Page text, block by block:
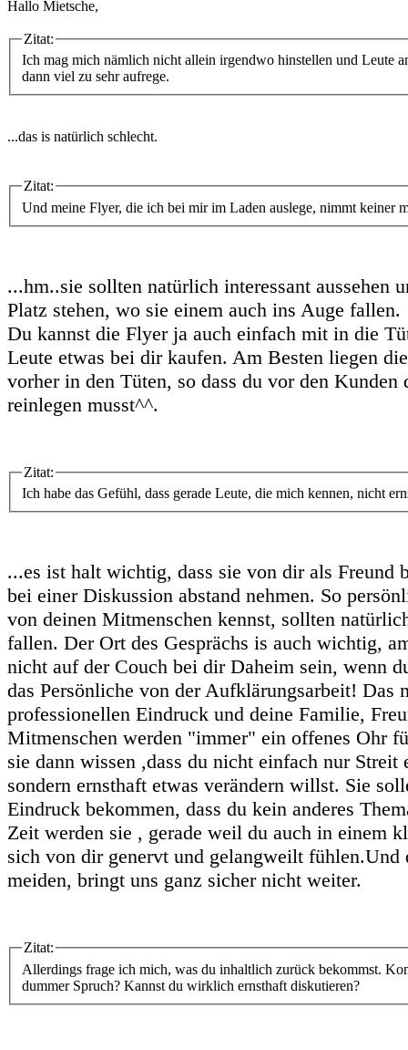
Hallo Mietsche,
Zitat:
Ich mag mich nämlich nicht allein irgendwo hinstellen und Leute
dann viel zu sehr aufrege.
...das is natürlich schlecht.
Zitat:
Und meine Flyer, die ich bei mir im Laden auslege, nimmt keiner
...hm..sie sollten natürlich interessant aussehen
Platz stehen, wo sie einem auch ins Auge fallen.
Du kannst die Flyer ja auch einfach mit in die
Leute etwas bei dir kaufen. Am Besten liegen
vorher in den Tüten, so dass du vor den Kunden
reinlegen musst^^.
Zitat:
Ich habe das Gefühl, dass gerade Leute, die mich kennen, nicht
...es ist halt wichtig, dass sie von dir als Freund
bei einer Diskussion abstand nehmen. So
von deinen Mitmenschen kennst, sollten
fallen. Der Ort des Gesprächs is auch wichtig,
nicht auf der Couch bei dir Daheim sein, wenn
das Persönliche von der Aufklärungsarbeit! Das
professionellen Eindruck und deine Familie,
Mitmenschen werden "immer" ein offenes Ohr
sie dann wissen ,dass du nicht einfach nur
sondern ernsthaft etwas verändern willst. Sie
Eindruck bekommen, dass du kein anderes
Zeit werden sie , gerade weil du auch in einem
sich von dir genervt und gelangweilt fühlen.Und
meiden, bringt uns ganz sicher nicht weiter.
Zitat:
Allerdings frage ich mich, was du inhaltlich zurück bekommst.
dummer Spruch? Kannst du wirklich ernsthaft diskutieren?